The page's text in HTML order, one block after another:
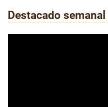
Destacado semanal